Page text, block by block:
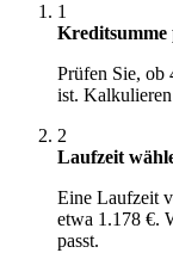
1
Kreditsumme
Prüfen Sie, ob
ist.
2
Laufzeit
Eine Laufzeit
etwa 1.178 €.
passt.